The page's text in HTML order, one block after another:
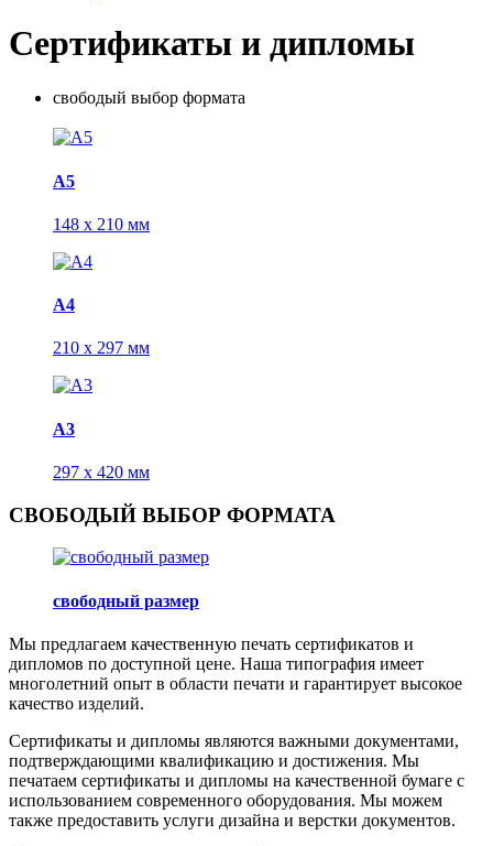
Сертификаты и дипломы
свободый выбор формата
А5
148 х 210 мм
А4
210 х 297 мм
А3
297 х 420 мм
СВОБОДЫЙ ВЫБОР ФОРМАТА
свободный размер
Мы предлагаем качественную печать сертификатов и
дипломов по доступной цене. Наша типография имеет
многолетний опыт в области печати и гарантирует высокое
качество изделий.
Сертификаты и дипломы являются важными документами,
подтверждающими квалификацию и достижения. Мы
печатаем сертификаты и дипломы на качественной бумаге с
использованием современного оборудования. Мы можем
также предоставить услуги дизайна и верстки документов.